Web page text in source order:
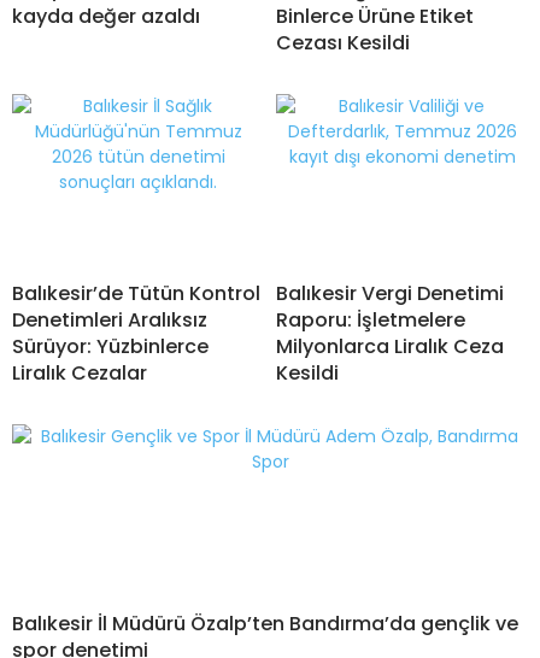
kayda değer azaldı
Binlerce Ürüne Etiket
Cezası Kesildi
Balıkesir’de Tütün Kontrol
Denetimleri Aralıksız
Sürüyor: Yüzbinlerce
Liralık Cezalar
Balıkesir Vergi Denetimi
Raporu: İşletmelere
Milyonlarca Liralık Ceza
Kesildi
Balıkesir İl Müdürü Özalp’ten Bandırma’da gençlik ve
spor denetimi